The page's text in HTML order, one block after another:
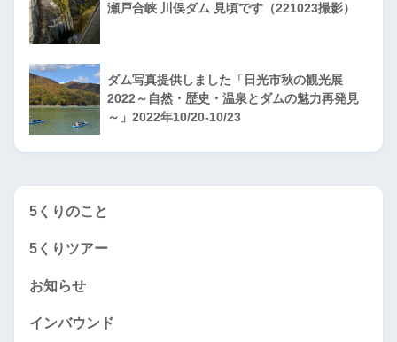
瀬戸合峡 川俣ダム 見頃です（221023撮影）
ダム写真提供しました「日光市秋の観光展
2022～自然・歴史・温泉とダムの魅力再発見
～」2022年10/20-10/23
5くりのこと
5くりツアー
お知らせ
インバウンド